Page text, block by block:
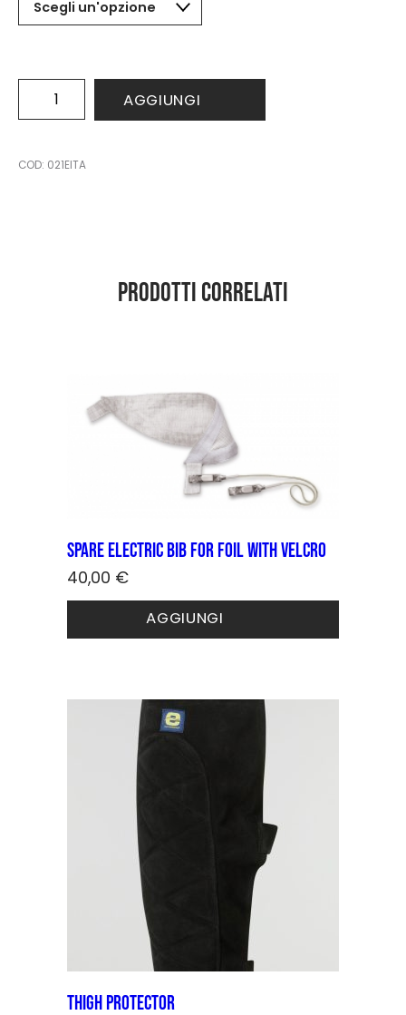
1600
ITA
AGGIUNGI
COD: 021EITA
Prodotti correlati
Spare electric bib for foil with velcro
40,00 €
AGGIUNGI
Thigh Protector